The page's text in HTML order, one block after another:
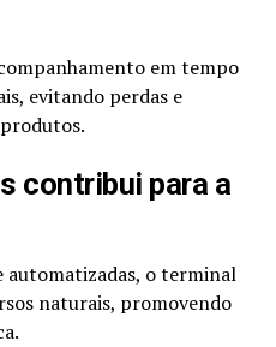
em tempo
evitando perdas e
contribui para a
automatizadas, o terminal
naturais, promovendo